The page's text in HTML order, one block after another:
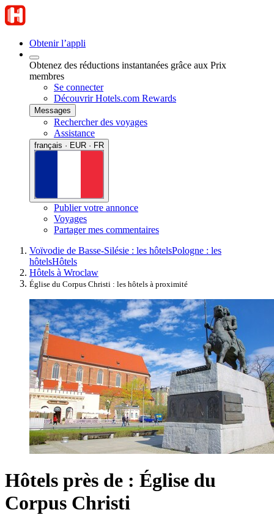
Obtenir l’appli
Obtenez des réductions instantanées grâce aux Prix
membres
Se connecter
Découvrir Hotels.com Rewards
Messages
Rechercher des voyages
Assistance
français · EUR · FR
Publier votre annonce
Voyages
Partager mes commentaires
Voïvodie de Basse-Silésie : les hôtelsPologne : les
hôtelsHôtels
Hôtels à Wroclaw
Église du Corpus Christi : les hôtels à proximité
Hôtels près de : Église du
Corpus Christi